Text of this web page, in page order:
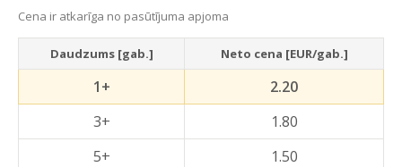
Cena ir atkarīga no pasūtījuma apjoma
Daudzums [gab.] Neto cena [EUR/gab.]
1+
2.20
3+
1.80
5+
1.50